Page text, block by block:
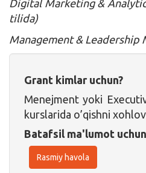
Digital Marketing &
tilida)
Management & Leadership
Grant kimlar uchun?
Menejment yoki
kurslarida o’qishni
Batafsil ma'lumot
Rasmiy havola